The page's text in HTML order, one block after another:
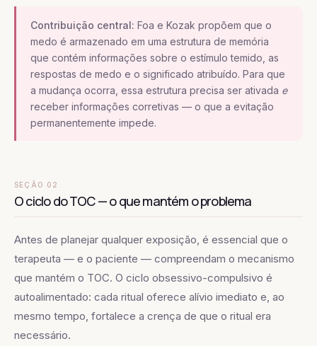
Contribuição central: Foa e Kozak propõem que o
medo é armazenado em uma estrutura de memória
que contém informações sobre o estímulo temido, as
respostas de medo e o significado atribuído. Para que
a mudança ocorra, essa estrutura precisa ser ativada e
receber informações corretivas — o que a evitação
permanentemente impede.
SEÇÃO 02
O ciclo do TOC — o que mantém o problema
Antes de planejar qualquer exposição, é essencial que o
terapeuta — e o paciente — compreendam o mecanismo
que mantém o TOC. O ciclo obsessivo-compulsivo é
autoalimentado: cada ritual oferece alívio imediato e, ao
mesmo tempo, fortalece a crença de que o ritual era
necessário.